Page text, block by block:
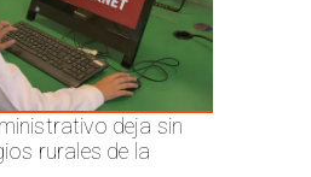
deja sin
rurales de la